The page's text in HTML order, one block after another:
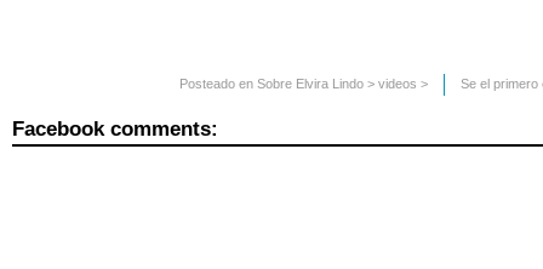
Posteado en Sobre Elvira Lindo > videos > Se el primero
Facebook comments: